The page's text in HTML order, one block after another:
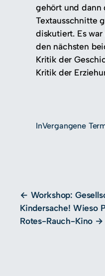
gehört und dann
Textausschnitte
diskutiert. Es
den nächsten
Kritik der
Kritik der
InVergangene
Workshop:
Kindersache! Wieso
Rotes-Rauch-Kino